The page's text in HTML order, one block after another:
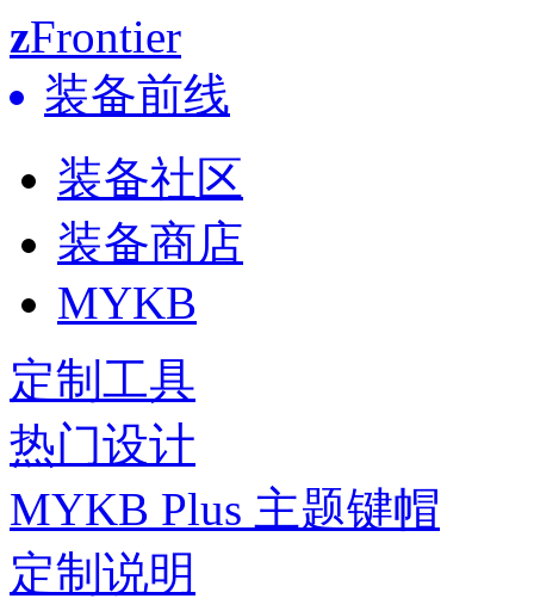
zFrontier
装备前线
装备社区
装备商店
MYKB
定制工具
热门设计
MYKB Plus 主题键帽
定制说明